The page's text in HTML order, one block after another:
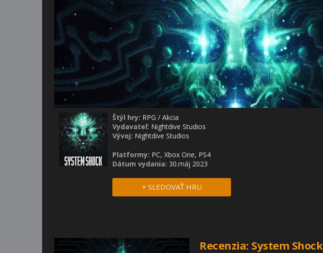
Štýl hry: RPG / Akcia
Vydavateľ: Nightdive Studios
Vývoj: Nightdive Studios
Platformy: PC, Xbox One, PS4
Dátum vydania: 30.máj 2023
+ SLEDOVAŤ HRU
Recenzia: System Shock